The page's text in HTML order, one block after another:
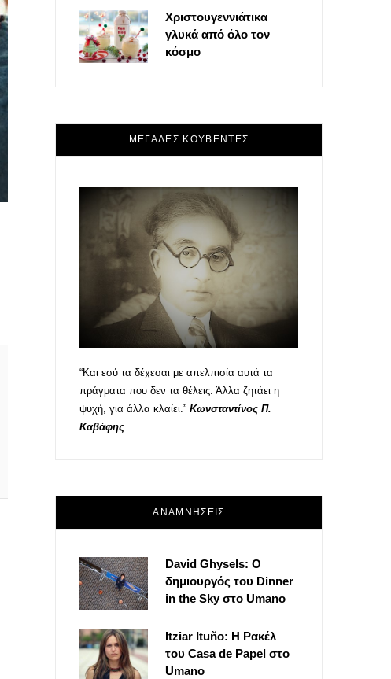
Χριστουγεννιάτικα
γλυκά από όλο τον
κόσμο
ΜΕΓΑΛΕΣ ΚΟΥΒΕΝΤΕΣ
“Και εσύ τα δέχεσαι με απελπισία αυτά τα
πράγματα που δεν τα θέλεις. Άλλα ζητάει η
ψυχή, για άλλα κλαίει.” Κωνσταντίνος Π.
Καβάφης
ΑΝΑΜΝΗΣΕΙΣ
David Ghysels: Ο
δημιουργός του Dinner
in the Sky στο Umano
Itziar Ituño: Η Ρακέλ
του Casa de Papel στο
Umano